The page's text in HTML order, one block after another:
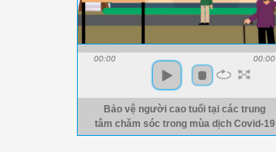
00:00 00:00
Bảo vệ người cao tuổi tại các trung
tâm chăm sóc trong mùa dịch Covid-19